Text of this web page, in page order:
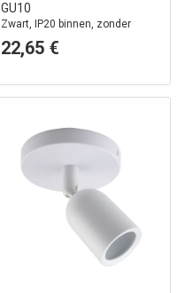
GU10
Zwart, IP20 binnen, zonder
lichtbron
22,65 €